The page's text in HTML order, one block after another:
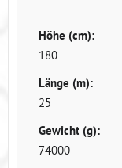
Höhe (cm):
180
Länge (m):
25
Gewicht (g):
74000